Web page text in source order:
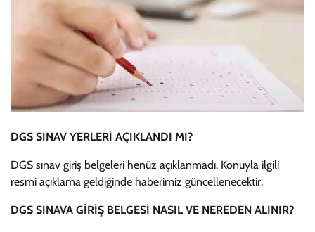
DGS SINAV YERLERİ AÇIKLANDI MI?
DGS sınav giriş belgeleri henüz açıklanmadı. Konuyla ilgili
resmi açıklama geldiğinde haberimiz güncellenecektir.
DGS SINAVA GİRİŞ BELGESİ NASIL VE NEREDEN ALINIR?